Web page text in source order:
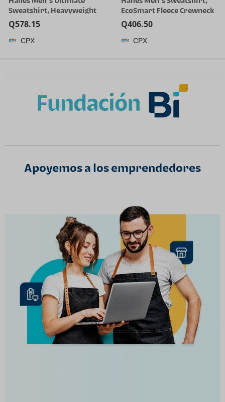
Sweatshirt, Heavyweight
Fleece Sweatshirt,
Crewneck Pullover for Men
Q578.15
CPX
EcoSmart Fleece Crewneck
Sweatshirt, Big & Tall
Available, 1 or 2-Pack
Q406.50
CPX
Apoyemos a los emprendedores​